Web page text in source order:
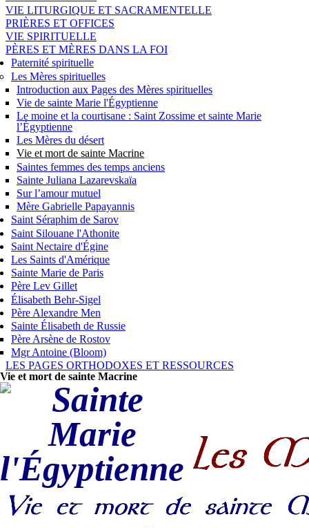
VIE LITURGIQUE ET SACRAMENTELLE
PRIÈRES ET OFFICES
VIE SPIRITUELLE
PÈRES ET MÈRES DANS LA FOI
Paternité spirituelle
Les Mères spirituelles
Introduction aux Pages des Mères spirituelles
Vie de sainte Marie l'Égyptienne
Le moine et la courtisane : Saint Zossime et sainte Marie
l’Égyptienne
Les Mères du désert
Vie et mort de sainte Macrine
Saintes femmes des temps anciens
Sainte Juliana Lazarevskaïa
Sur l’amour mutuel
Mère Gabrielle Papayannis
Saint Séraphim de Sarov
Saint Silouane l'Athonite
Saint Nectaire d'Égine
Les Saints d'Amérique
Sainte Marie de Paris
Père Lev Gillet
Élisabeth Behr-Sigel
Père Alexandre Men
Sainte Élisabeth de Russie
Père Arsène de Rostov
Mgr Antoine (Bloom)
LES PAGES ORTHODOXES ET RESSOURCES
Vie et mort de sainte Macrine